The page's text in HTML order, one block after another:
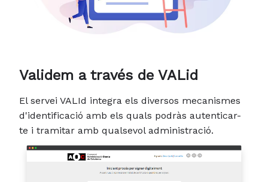
Validem a través de VALid
El servei VALId integra els diversos mecanismes
d'identificació amb els quals podràs autenticar-
te i tramitar amb qualsevol administració.